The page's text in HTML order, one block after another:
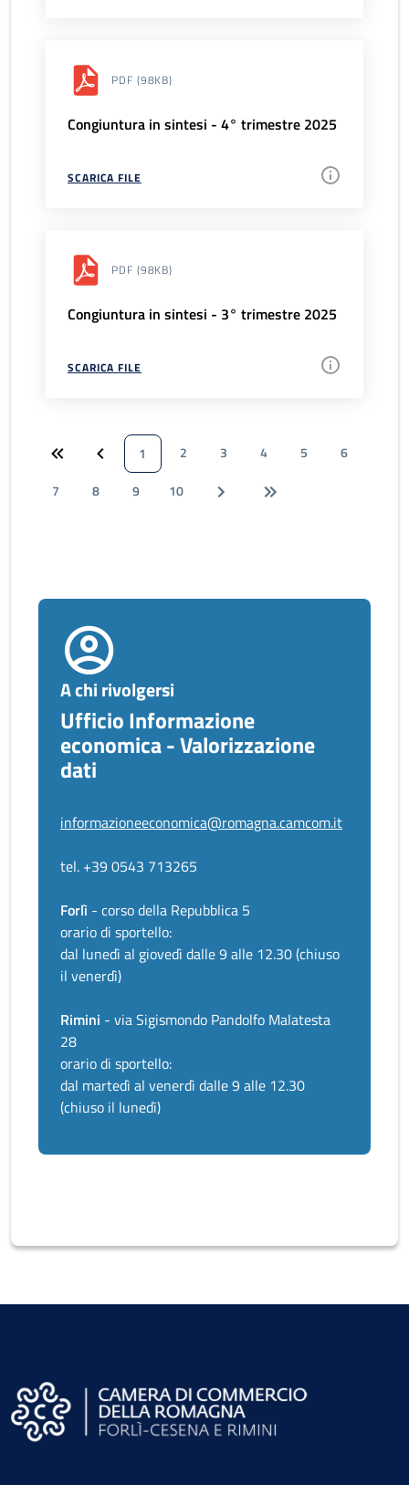
PDF (98KB)
Congiuntura in sintesi - 4° trimestre 2025
SCARICA FILE
PDF (98KB)
Congiuntura in sintesi - 3° trimestre 2025
SCARICA FILE
1 2 3 4 5
6
7
8 9 10
A chi rivolgersi
Ufficio Informazione
economica - Valorizzazione
dati
informazioneeconomica@romagna.camcom.it
tel. +39 0543 713265
Forlì - corso della Repubblica 5
orario di sportello:
dal lunedì al giovedì dalle 9 alle 12.30 (chiuso
il venerdì)
Rimini - via Sigismondo Pandolfo Malatesta
28
orario di sportello:
dal martedì al venerdì dalle 9 alle 12.30
(chiuso il lunedì)